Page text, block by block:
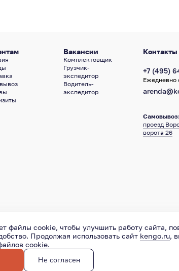
файлы cookie, чтобы улучшить работу сайта,
Продолжая использовать сайт kengo.ru,
cookie.
Не согласен
Контакты
+7 (495)
Ежедневно
Самовывоз:
проезд
ворота 26
Вакансии
Комплектовщик
Грузчик-
экспедитор
Водитель-
экспедитор
Пользовательское соглашение